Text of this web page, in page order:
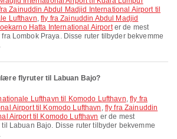
Zainuddin Abdul Madjid International Airport til
Lufthavn,fly fra Zainuddin Abdul Madjid
Hatta International Airporter de mest
Lombok Praya. Disse ruter tilbyder bekvemme
flyruter til Labuan Bajo?
Lufthavn til Komodo Lufthavn, fly fra
Airport til Komodo Lufthavn , fly fra Zainuddin
Airport til Komodo Lufthavn er de mest
Labuan Bajo. Disse ruter tilbyder bekvemme